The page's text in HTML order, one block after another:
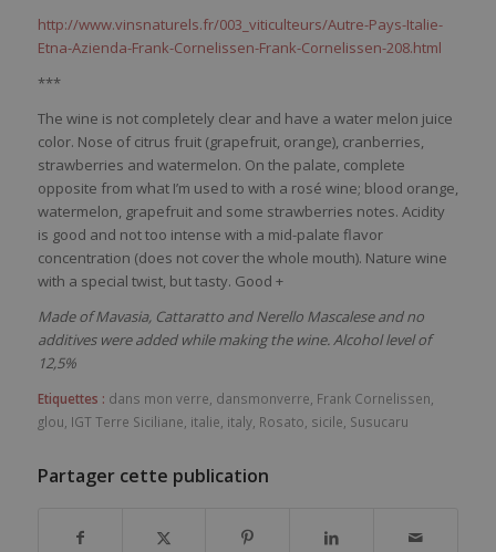
http://www.vinsnaturels.fr/003_viticulteurs/Autre-Pays-Italie-
Etna-Azienda-Frank-Cornelissen-Frank-Cornelissen-208.html
***
The wine is not completely clear and have a water melon juice
color. Nose of citrus fruit (grapefruit, orange), cranberries,
strawberries and watermelon. On the palate, complete
opposite from what I’m used to with a rosé wine; blood orange,
watermelon, grapefruit and some strawberries notes. Acidity
is good and not too intense with a mid-palate flavor
concentration (does not cover the whole mouth). Nature wine
with a special twist, but tasty. Good +
Made of Mavasia, Cattaratto and Nerello Mascalese and no
additives were added while making the wine. Alcohol level of
12,5%
Etiquettes : dans mon verre dansmonverre Frank Cornelissen
glou IGT Terre Siciliane italie italy, Rosato sicile Susucaru
Partager cette publication